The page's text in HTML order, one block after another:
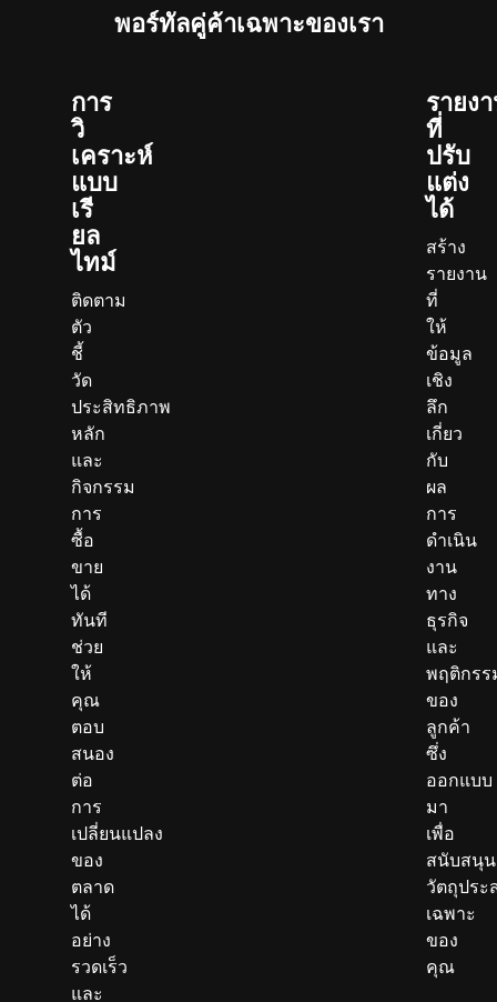
พอร์ทัลคู่ค้าเฉพาะของเรา
การ
วิ
เคราะห์
แบบ
เรี
ยล
ไทม์
ติดตาม
ตัว
ชี้
วัด
ประสิทธิภาพ
หลัก
และ
กิจกรรม
การ
ซื้อ
ขาย
ได้
ทันที
ช่วย
ให้
คุณ
ตอบ
สนอง
ต่อ
การ
เปลี่ยนแปลง
ของ
ตลาด
ได้
อย่าง
รวดเร็ว
และ
รายง
ที่
ปรับ
แต่ง
ได้
สร้าง
รายงาน
ที่
ให้
ข้อมูล
เชิง
ลึก
เกี่ยว
กับ
ผล
การ
ดำเนิน
งาน
ทาง
ธุรกิจ
และ
พฤติกรร
ของ
ลูกค้า
ซึ่ง
ออกแบบ
มา
เพื่อ
สนับสนุน
วัตถุประ
เฉพาะ
ของ
คุณ